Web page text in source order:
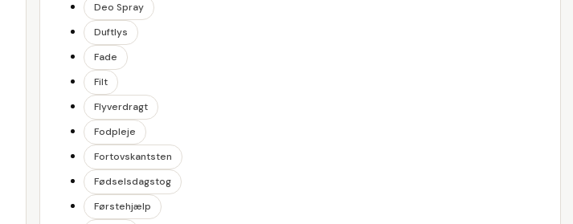
Deo Spray
Duftlys
Fade
Filt
Flyverdragt
Fodpleje
Fortovskantsten
Fødselsdagstog
Førstehjælp